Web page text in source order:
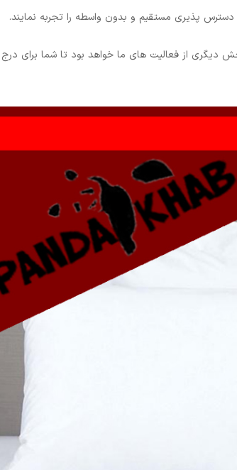
دسترس پذیری مستقیم و بدون واسطه را تجربه نمایند.
دیگری از فعالیت های ما خواهد بود تا شما برای درج